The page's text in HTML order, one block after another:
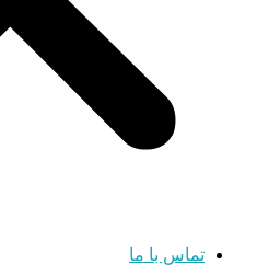
تماس با ما